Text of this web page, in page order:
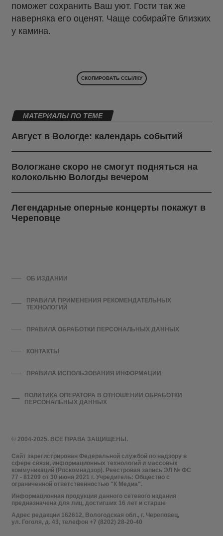
поможет сохранить Ваш уют. Гости так же
наверняка его оценят. Чаще собирайте близких
у камина.
СКОПИРОВАТЬ ССЫЛКУ
МАТЕРИАЛЫ ПО ТЕМЕ
Август в Вологде: календарь событий
Вологжане скоро не смогут подняться на
колокольню Вологды вечером
Легендарные оперные концерты покажут в
Череповце
© 2004-2025. ВСЕ ПРАВА ЗАЩИЩЕНЫ.
Сайт зарегистрирован Федеральной службой по надзору в
сфере связи, информационных технологий и массовых
коммуникаций (Роскомнадзор). Реестровая запись ЭЛ № ФС
77 - 81209 от 30 июня 2021 г. Учредитель: Общество с
ограниченной ответственностью "К Медиа".
Информационная продукция данного сетевого издания
предназначена для лиц, достигших 16 лет и старше
Адрес редакции 162612, Вологодская обл., г. Череповец,
ул. Гоголя, д. 43, телефон +7 (8202) 28-20-40
ОБ ИЗДАНИИ
ПРАВИЛА ПРИМЕНЕНИЯ РЕКОМЕНДАТЕЛЬНЫХ
ТЕХНОЛОГИЙ
ПРАВИЛА ОБРАБОТКИ ПЕРСОНАЛЬНЫХ ДАННЫХ
КОНТАКТЫ
ПРАВИЛА ИСПОЛЬЗОВАНИЯ ИНФОРМАЦИИ
ПОЛИТИКА ОПЕРАТОРА В ОТНОШЕНИИ ОБРАБОТКИ
ПЕРСОНАЛЬНЫХ ДАННЫХ